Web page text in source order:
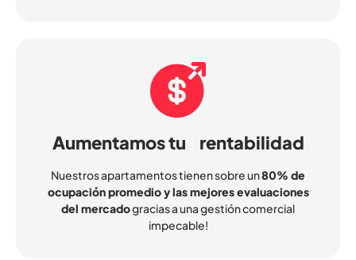
Aumentamos tu rentabilidad
Nuestros apartamentos tienen sobre un80% de
ocupación promedio y las mejores evaluaciones
del mercadogracias a una gestión comercial
impecable!